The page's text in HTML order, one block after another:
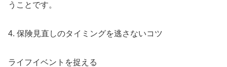
うことです。
4. 保険見直しのタイミングを逃さないコツ
ライフイベントを捉える